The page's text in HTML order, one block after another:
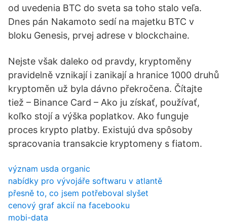
od uvedenia BTC do sveta sa toho stalo veľa.
Dnes pán Nakamoto sedí na majetku BTC v
bloku Genesis, prvej adrese v blockchaine.
Nejste však daleko od pravdy, kryptoměny
pravidelně vznikají i zanikají a hranice 1000 druhů
kryptoměn už byla dávno překročena. Čítajte
tiež – Binance Card – Ako ju získať, používať,
koľko stojí a výška poplatkov. Ako funguje
proces krypto platby. Existujú dva spôsoby
spracovania transakcie kryptomeny s fiatom.
význam usda organic
nabídky pro vývojáře softwaru v atlantě
přesně to, co jsem potřeboval slyšet
cenový graf akcií na facebooku
mobi-data